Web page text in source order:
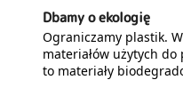
Dbamy o ekologię
Ograniczamy plastik.
materiałów użytych do
to materiały